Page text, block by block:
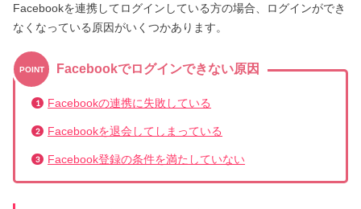
Facebookを連携してログインしている方の場合、ログインができ
なくなっている原因がいくつかあります。
POINT Facebookでログインできない原因
Facebookの連携に失敗している
Facebookを退会してしまっている
Facebook登録の条件を満たしていない